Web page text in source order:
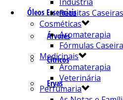
Óleos Essenciais
Árvores
Cítricos
Ervas
Receitas Caseiras
Cosméticas
Aromaterapia
Fórmulas
Medicinais
Aromaterapia
Veterinária
Perfumaria